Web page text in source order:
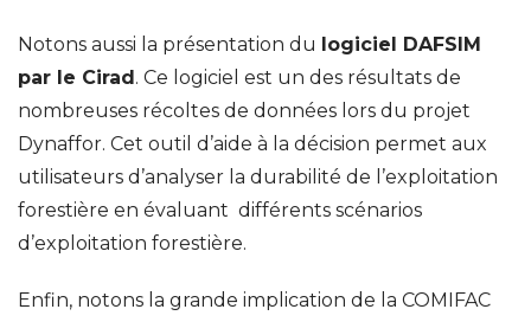
Notons aussi la présentation du logiciel DAFSIM
par le Cirad. Ce logiciel est un des résultats de
nombreuses récoltes de données lors du projet
Dynaffor. Cet outil d’aide à la décision permet aux
utilisateurs d’analyser la durabilité de l’exploitation
forestière en évaluant différents scénarios
d’exploitation forestière.
Enfin, notons la grande implication de la COMIFAC